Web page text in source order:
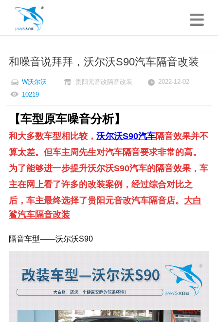
和噪音说拜拜，沃尔沃S90汽车隔音改装
W沃尔沃 贵阳元音改隔音改装
2022-12-02
10219
【车型原车噪音分析】
和大多数车型相比较， 沃尔沃S90汽车隔音效果并不
算太差。但车主周先生对汽车隔音要求非常的高。
为了能够进一步提升沃尔沃S90汽车的隔音效果，车
主在网上看了许多的改装案例，经过综合对比之
后，车主最终选择了贵阳元音改汽车隔音店。 大白
鲨汽车隔音改装
隔音车型——沃尔沃S90